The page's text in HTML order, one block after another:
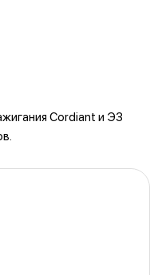
Cordiant и ЭЗ